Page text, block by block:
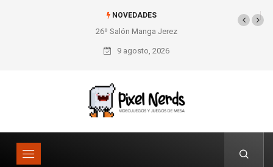
NOVEDADES
26º Salón Manga Jerez
9 agosto, 2026